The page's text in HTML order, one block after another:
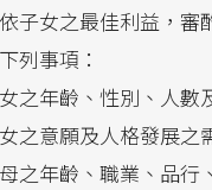
子女之最佳利益，審
列事項：
之年齡、性別、人數
之意願及人格發展之
之年齡、職業、品行